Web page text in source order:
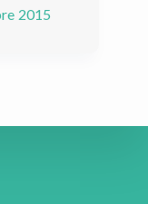
2015